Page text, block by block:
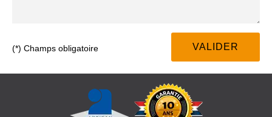
(*) Champs obligatoire